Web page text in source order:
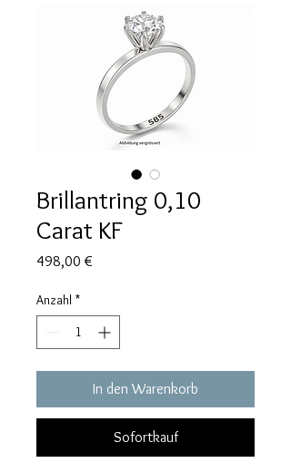
Brillantring 0,10
Carat KF
498,00 €
Anzahl *
In den Warenkorb
Sofortkauf